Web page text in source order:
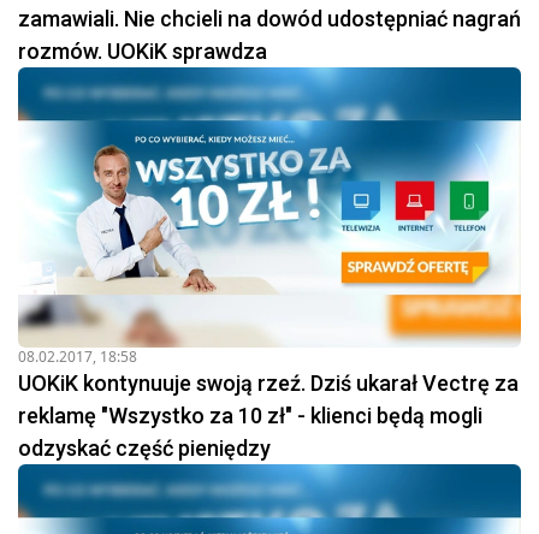
zamawiali. Nie chcieli na dowód udostępniać nagrań
rozmów. UOKiK sprawdza
08.02.2017, 18:58
UOKiK kontynuuje swoją rzeź. Dziś ukarał Vectrę za
reklamę "Wszystko za 10 zł" - klienci będą mogli
odzyskać część pieniędzy